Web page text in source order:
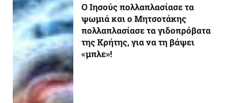
Ο Ιησούς πολλαπλασίασε τα
ψωμιά και ο Μητσοτάκης
πολλαπλασίασε τα γιδοπρόβατα
της Κρήτης, για να τη βάψει
«μπλε»!